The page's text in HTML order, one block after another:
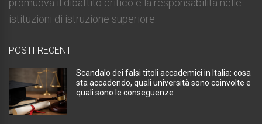
promuova il dibattito critico e la responsabilità nelle
istituzioni di istruzione superiore.
POSTI RECENTI
Scandalo dei falsi titoli accademici in Italia: cosa
sta accadendo, quali università sono coinvolte e
quali sono le conseguenze